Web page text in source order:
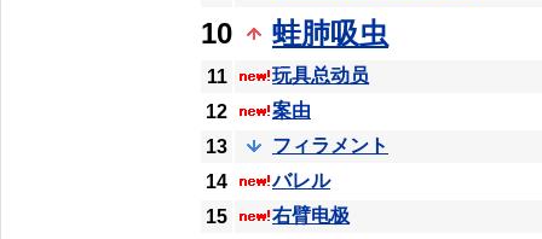
10
蛙肺吸虫
11
玩具总动员
12
案由
13
フィラメント
14
バレル
15
右臂电极